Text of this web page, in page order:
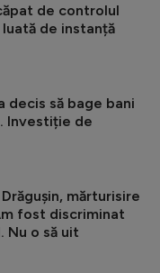
de controlul
de instanță
decis să bage bani
Investiție de
mărturisire
fost discriminat
Nu o să uit